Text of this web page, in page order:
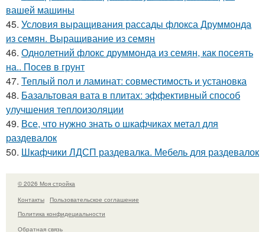
вашей машины
45. Условия выращивания рассады флокса Друммонда
из семян. Выращивание из семян
46. Однолетний флокс друммонда из семян, как посеять
на.. Посев в грунт
47. Теплый пол и ламинат: совместимость и установка
48. Базальтовая вата в плитах: эффективный способ
улучшения теплоизоляции
49. Все, что нужно знать о шкафчиках метал для
раздевалок
50. Шкафчики ЛДСП раздевалка. Мебель для раздевалок
© 2026 Моя стройка
Контакты
Пользовательское соглашение
Политика конфидециальности
Обратная связь